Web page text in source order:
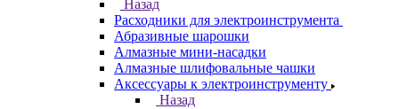
Назад
Расходники для электроинструмента
Абразивные шарошки
Алмазные мини-насадки
Алмазные шлифовальные чашки
Аксессуары к электроинструменту
Назад